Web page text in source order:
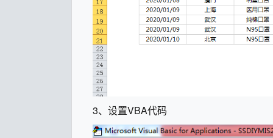
3、设置VBA代码